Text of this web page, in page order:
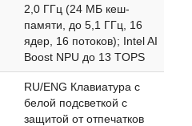
2,0 ГГц (24 МБ кеш-
памяти, до 5,1 ГГц, 16
ядер, 16 потоков); Intel AI
Boost NPU до 13 TOPS
RU/ENG Клавиатура с
белой подсветкой с
защитой от отпечатков